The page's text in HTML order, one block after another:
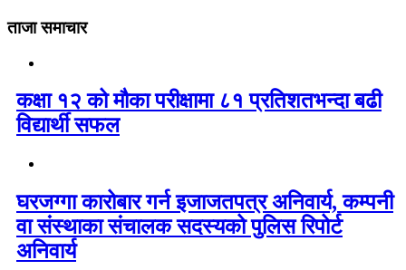
ताजा समाचार
कक्षा १२ को मौका परीक्षामा ८१ प्रतिशतभन्दा बढी
विद्यार्थी सफल
घरजग्गा कारोबार गर्न इजाजतपत्र अनिवार्य, कम्पनी
वा संस्थाका संचालक सदस्यको पुलिस रिपोर्ट
अनिवार्य